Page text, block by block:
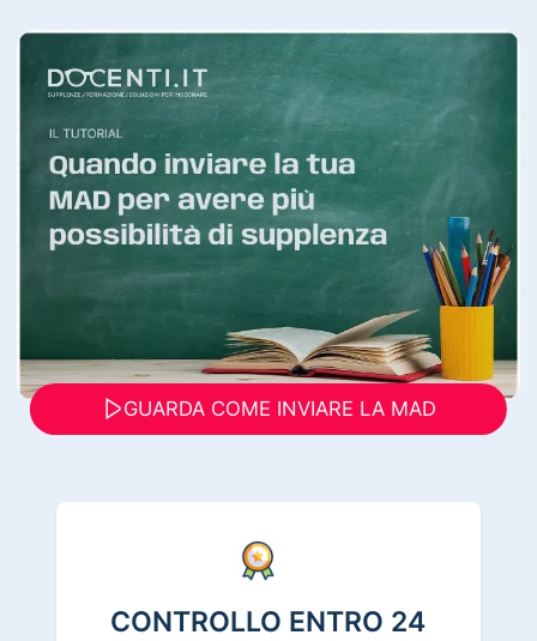
GUARDA COME INVIARE LA MAD
CONTROLLO ENTRO 24